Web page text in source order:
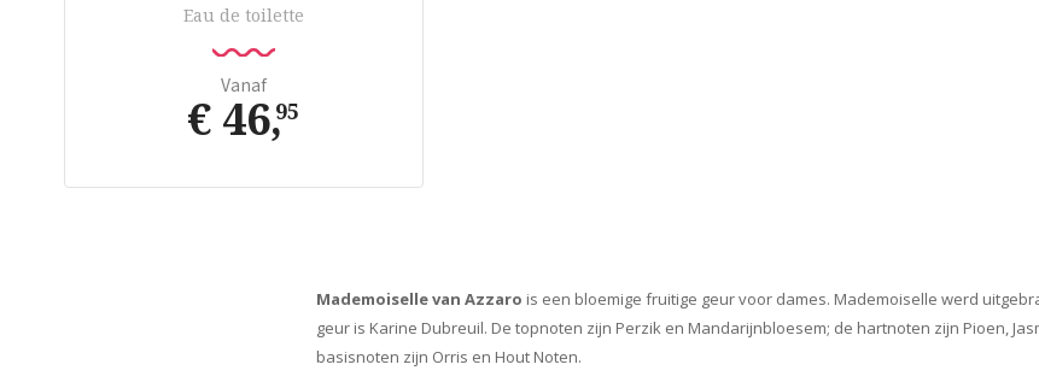
Eau de toilette
Vanaf
€ 46,95
Mademoiselle van Azzaro is een bloemige fruitige geur voor dames. Mademoiselle werd
geur is Karine Dubreuil. De topnoten zijn Perzik en Mandarijnbloesem; de hartnoten zijn Pioen,
basisnoten zijn Orris en Hout Noten.